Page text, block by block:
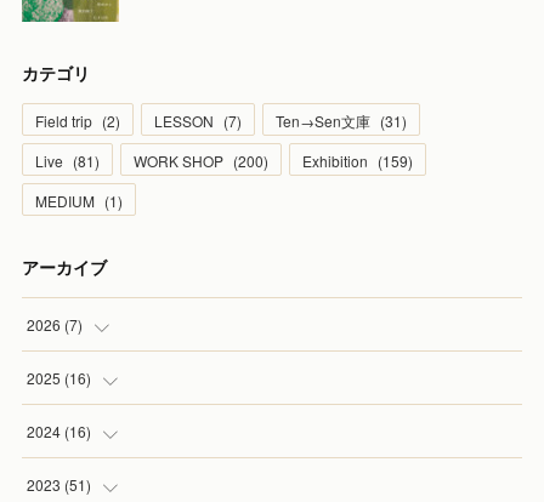
カテゴリ
Field trip (2) LESSON (7) Ten→Sen文庫 (31)
Live (81) WORK SHOP (200) Exhibition (159)
MEDIUM (1)
アーカイブ
2026 (7)
(1
(2
(2
2025 (16)
(2
(1
2024 (16)
(3
2023 (51)